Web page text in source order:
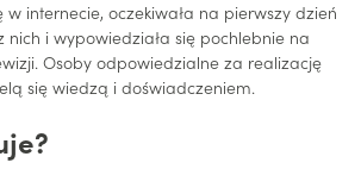
internecie, oczekiwała na pierwszy dzień
nich i wypowiedziała się pochlebnie na
Osoby odpowiedzialne za realizację
się wiedzą i doświadczeniem.